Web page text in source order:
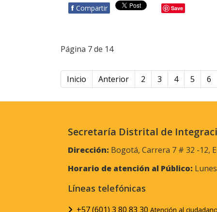
f Compartir Save
Página 7 de 14
Inicio Anterior 2 3 4 5 6
Secretaría Distrital de
Dirección: Bogotá, Carrera 7 # 32 -12,
Horario de atención al Público:
Líneas telefónicas
+57 (601) 3 80 83 30 Atención al